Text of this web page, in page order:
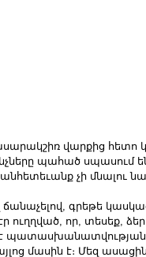
վարքից հետո
պահած սպասում
չի մնալու
գրեթե
ուղղված, որ, տեսեք,
է
մասին է։ Մեզ